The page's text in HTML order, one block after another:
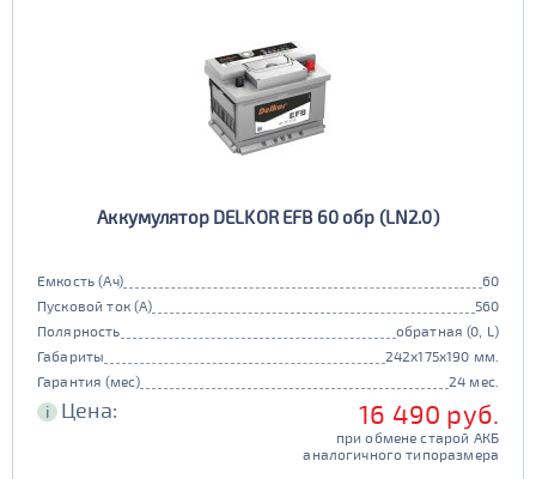
Аккумулятор DELKOR EFB 60 обр (LN2.0)
Емкость (Ач)
60
Пусковой ток (А)
560
Полярность
обратная (0, L)
Габариты
242x175x190 мм.
Гарантия (мес)
24 мес.
i Цена: 16 490 руб.
при обмене старой АКБ
аналогичного типоразмера